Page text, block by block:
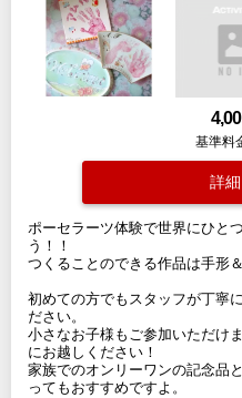
基準料
詳
ポーセラーツ体験で世界にひと
う！！
つくることのできる作品は手形
初めての方でもスタッフが丁寧
ださい。
小さなお子様もご参加いただけ
にお越しください！
家族でのオンリーワンの記念品
ってもおすすめですよ。